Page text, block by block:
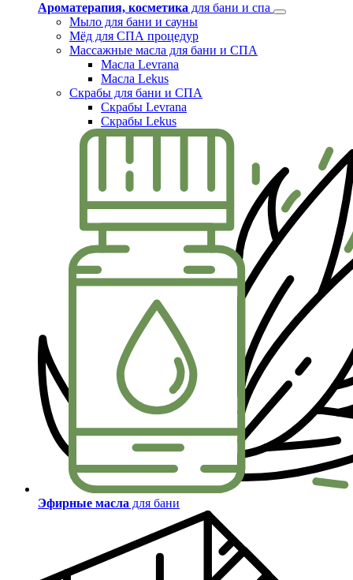
Ароматерапия, косметика для бани и спа
Мыло для бани и сауны
Мёд для СПА процедур
Массажные масла для бани и СПА
Масла Levrana
Масла Lekus
Скрабы для бани и СПА
Скрабы Levrana
Скрабы Lekus
Эфирные масла для бани